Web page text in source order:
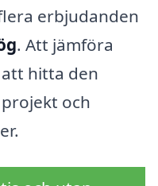
erbjudanden
. Att jämföra
hitta den
och